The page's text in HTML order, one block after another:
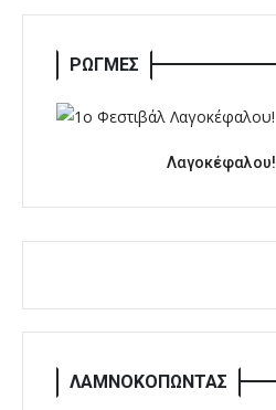
ΡΩΓΜΕΣ
Λαγοκέφαλου!
ΛΑΜΝΟΚΟΠΩΝΤΑΣ